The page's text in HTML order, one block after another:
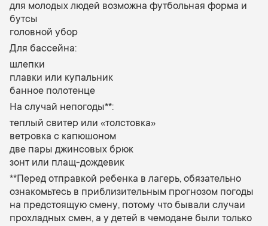
для молодых людей возможна футбольная форма и
бутcы
головной убор
Для бассейна:
шлепки
плавки или купальник
банное полотенце
На случай непогоды**:
теплый свитер или «толстовка»
ветровка с капюшоном
две пары джинсовых брюк
зонт или плащ-дождевик
**Перед отправкой ребенка в лагерь, обязательно
ознакомьтесь в приблизительным прогнозом погоды
на предстоящую смену, потому что бывали случаи
прохладных смен, а у детей в чемодане были только